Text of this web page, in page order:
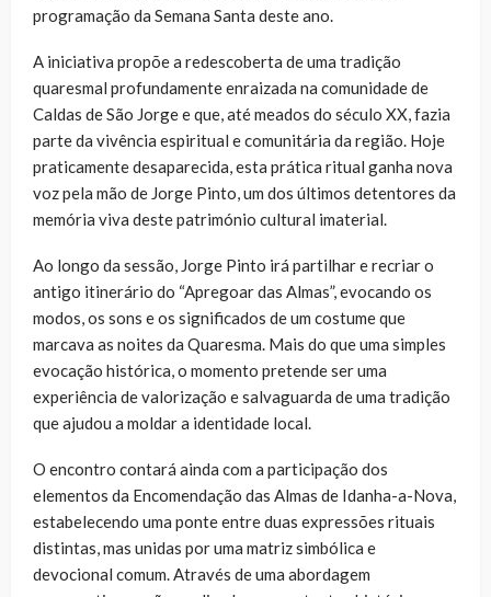
programação da Semana Santa deste ano.
A iniciativa propõe a redescoberta de uma tradição
quaresmal profundamente enraizada na comunidade de
Caldas de São Jorge e que, até meados do século XX, fazia
parte da vivência espiritual e comunitária da região. Hoje
praticamente desaparecida, esta prática ritual ganha nova
voz pela mão de Jorge Pinto, um dos últimos detentores da
memória viva deste património cultural imaterial.
Ao longo da sessão, Jorge Pinto irá partilhar e recriar o
antigo itinerário do “Apregoar das Almas”, evocando os
modos, os sons e os significados de um costume que
marcava as noites da Quaresma. Mais do que uma simples
evocação histórica, o momento pretende ser uma
experiência de valorização e salvaguarda de uma tradição
que ajudou a moldar a identidade local.
O encontro contará ainda com a participação dos
elementos da Encomendação das Almas de Idanha-a-Nova,
estabelecendo uma ponte entre duas expressões rituais
distintas, mas unidas por uma matriz simbólica e
devocional comum. Através de uma abordagem